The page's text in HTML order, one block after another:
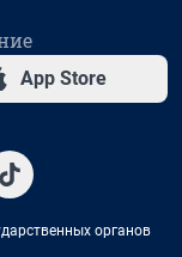
App Store
органов